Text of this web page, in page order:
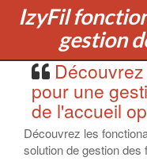
IzyFil
gestion
pour une
de l'accueil
Découvrez les
solution de gestion des